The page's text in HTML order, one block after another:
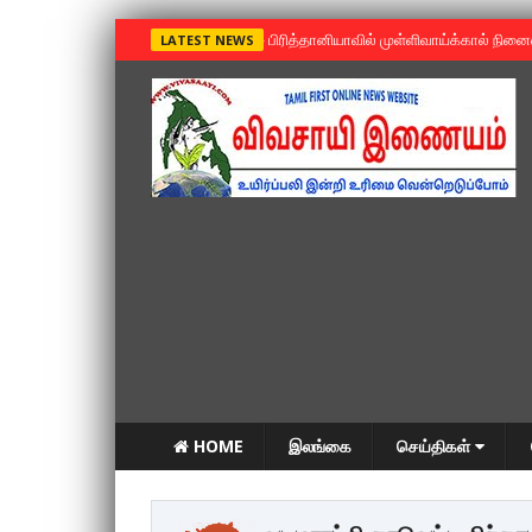
LATEST NEWS »பிரித்தானியாவில் முள்ளிவாய்க்கால்
HOME இலங்கை செய்திகள்